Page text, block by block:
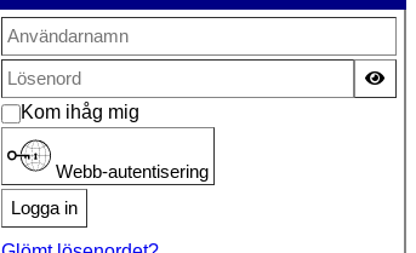
Kom ihåg mig
Webb-autentisering
Logga in